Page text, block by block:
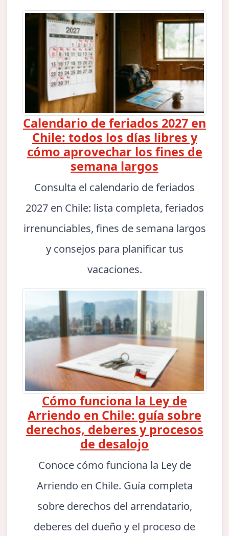
Calendario de feriados 2027 en
Chile: todos los días libres y
cómo aprovechar los fines de
semana largos
Consulta el calendario de feriados
2027 en Chile: lista completa, feriados
irrenunciables, fines de semana largos
y consejos para planificar tus
vacaciones.
Cómo funciona la Ley de
Arriendo en Chile: guía sobre
derechos, deberes y procesos
de desalojo
Conoce cómo funciona la Ley de
Arriendo en Chile. Guía completa
sobre derechos del arrendatario,
deberes del dueño y el proceso de